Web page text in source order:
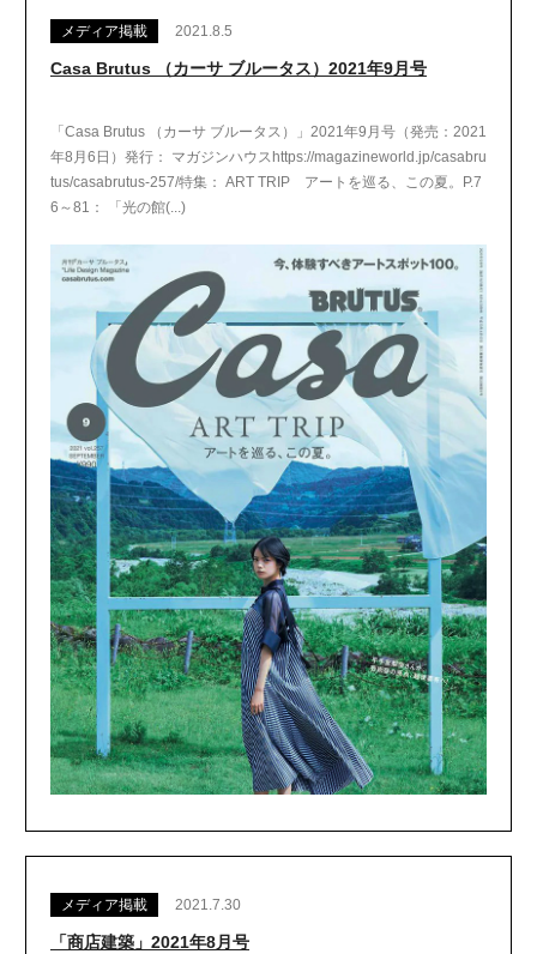
メディア掲載 2021.8.5
Casa Brutus （カーサ ブルータス）2021年9月号
「Casa Brutus （カーサ ブルータス）」2021年9月号（発売：2021
年8月6日）発行： マガジンハウスhttps://magazineworld.jp/casabru
tus/casabrutus-257/特集： ART TRIP アートを巡る、この夏。P.7
6～81： 「光の館(...)
メディア掲載 2021.7.30
「商店建築」2021年8月号